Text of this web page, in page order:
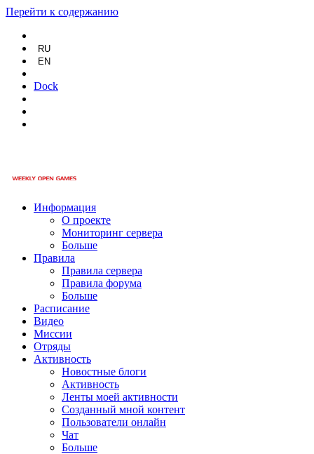
Перейти к содержанию
RU
EN
Dock
Информация
О проекте
Мониторинг сервера
Больше
Правила
Правила сервера
Правила форума
Больше
Расписание
Видео
Миссии
Отряды
Активность
Новостные блоги
Активность
Ленты моей активности
Созданный мной контент
Пользователи онлайн
Чат
Больше